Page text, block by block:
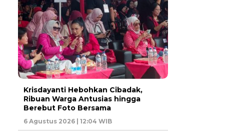
Krisdayanti Hebohkan Cibadak,
Ribuan Warga Antusias hingga
Berebut Foto Bersama
6 Agustus 2026 | 12:04 WIB